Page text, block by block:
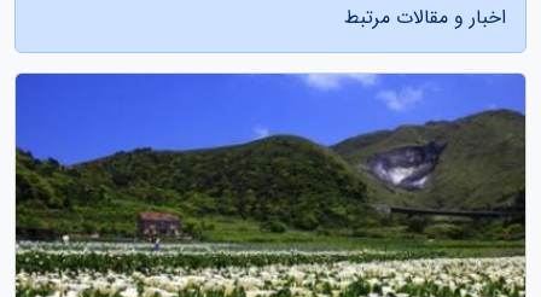
اخبار و مقالات مرتبط